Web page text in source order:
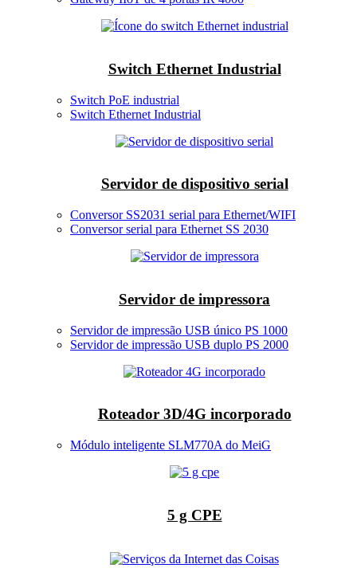
Switch Ethernet Industrial
Switch PoE industrial
Switch Ethernet Industrial
Servidor de dispositivo serial
Conversor SS2031 serial para Ethernet/WIFI
Conversor serial para Ethernet SS 2030
Servidor de impressora
Servidor de impressão USB único PS 1000
Servidor de impressão USB duplo PS 2000
Roteador 3D/4G incorporado
Módulo inteligente SLM770A do MeiG
5 g CPE